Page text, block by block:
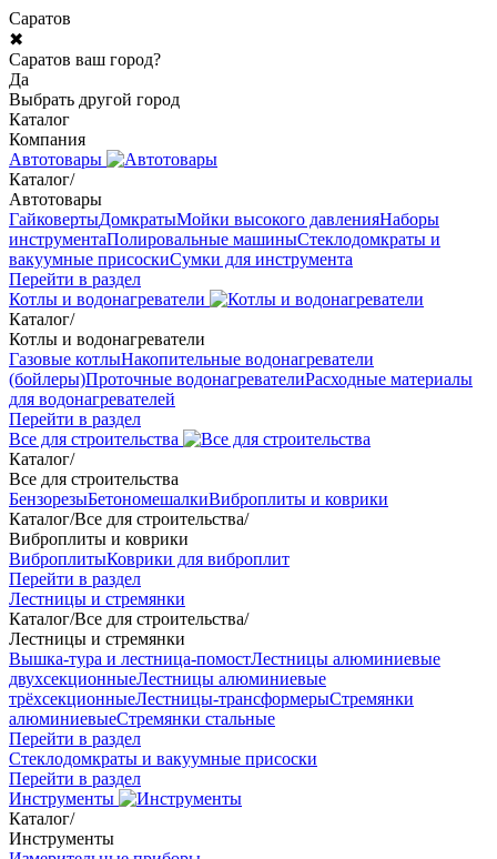
Саратов
✖
Саратов ваш город?
Да
Выбрать другой город
Каталог
Компания
Автотовары
Каталог/
Автотовары
ГайковертыДомкратыМойки высокого давленияНаборы
инструментаПолировальные машиныСтеклодомкраты и
вакуумные присоскиСумки для инструмента
Перейти в раздел
Котлы и водонагреватели
Каталог/
Котлы и водонагреватели
Газовые котлыНакопительные водонагреватели
(бойлеры)Проточные водонагревателиРасходные материалы
для водонагревателей
Перейти в раздел
Все для строительства
Каталог/
Все для строительства
БензорезыБетономешалкиВиброплиты и коврики
Каталог/Все для строительства/
Виброплиты и коврики
ВиброплитыКоврики для виброплит
Перейти в раздел
Лестницы и стремянки
Каталог/Все для строительства/
Лестницы и стремянки
Вышка-тура и лестница-помостЛестницы алюминиевые
двухсекционныеЛестницы алюминиевые
трёхсекционныеЛестницы-трансформерыСтремянки
алюминиевыеСтремянки стальные
Перейти в раздел
Стеклодомкраты и вакуумные присоски
Перейти в раздел
Инструменты
Каталог/
Инструменты